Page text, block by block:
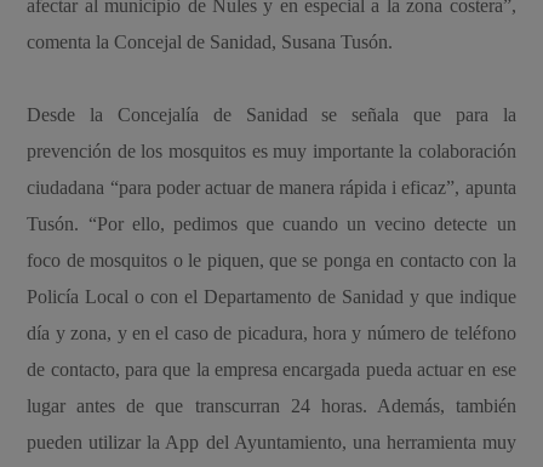
afectar al municipio de Nules y en especial a la zona costera”,
comenta la Concejal de Sanidad, Susana Tusón.
Desde la Concejalía de Sanidad se señala que para la
prevención de los mosquitos es muy importante la colaboración
ciudadana “para poder actuar de manera rápida i eficaz”, apunta
Tusón. “Por ello, pedimos que cuando un vecino detecte un
foco de mosquitos o le piquen, que se ponga en contacto con la
Policía Local o con el Departamento de Sanidad y que indique
día y zona, y en el caso de picadura, hora y número de teléfono
de contacto, para que la empresa encargada pueda actuar en ese
lugar antes de que transcurran 24 horas. Además, también
pueden utilizar la App del Ayuntamiento, una herramienta muy